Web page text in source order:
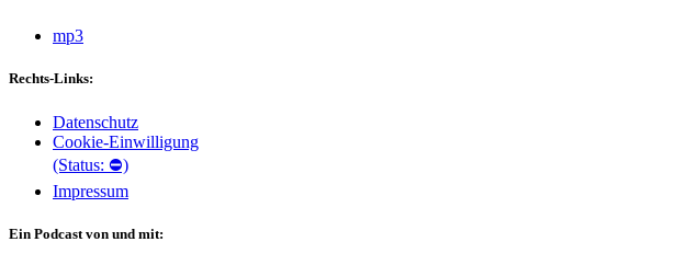
mp3
Rechts-Links:
Datenschutz
Cookie-Einwilligung
(Status: ⛔)
Impressum
Ein Podcast von und mit: